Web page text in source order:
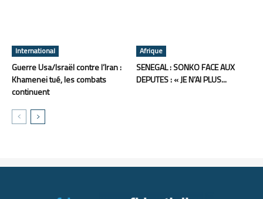
International
Guerre Usa/Israël contre l’Iran :
Khamenei tué, les combats
continuent
Afrique
SENEGAL : SONKO FACE AUX
DEPUTES : « JE N’AI PLUS...